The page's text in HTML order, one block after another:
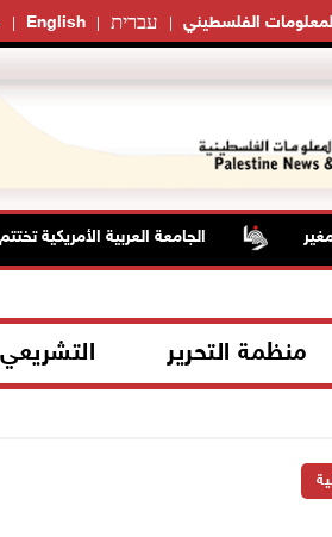
English עברית الفلسطيني
الجامعة العربية الأمريكية
منظمة التحرير التشريعي